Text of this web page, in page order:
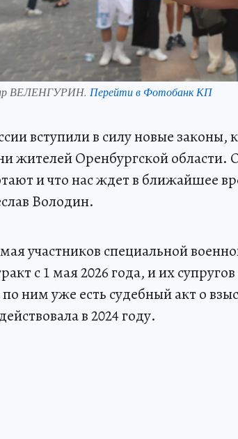
ВЕЛЕНГУРИН. Перейти в Фотобанк КП
вступили в силу новые
жителей Оренбургской области.
и что нас ждет в ближайшее
Володин.
участников специальной
с 1 мая 2026 года, и их
по ним уже есть судебный акт о
в 2024 году.